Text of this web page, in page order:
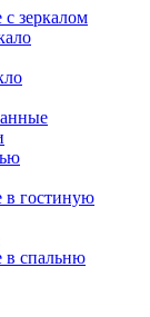
зеркалом
гостиную
спальню